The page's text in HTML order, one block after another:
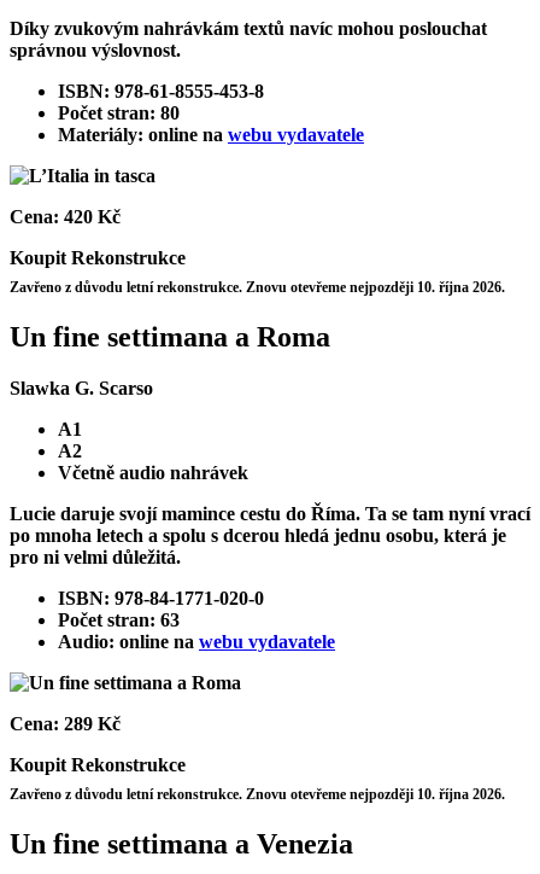
Díky zvukovým nahrávkám textů navíc mohou poslouchat
správnou výslovnost.
ISBN: 978-61-8555-453-8
Počet stran: 80
Materiály: online na webu vydavatele
Cena: 420 Kč
KoupitRekonstrukce
Zavřeno z důvodu letní rekonstrukce. Znovu otevřeme nejpozději 10. října 2026.
Un fine settimana a Roma
Slawka G. Scarso
A1
A2
Včetně audio nahrávek
Lucie daruje svojí mamince cestu do Říma. Ta se tam nyní vrací
po mnoha letech a spolu s dcerou hledá jednu osobu, která je
pro ni velmi důležitá.
ISBN: 978-84-1771-020-0
Počet stran: 63
Audio: online na webu vydavatele
Cena: 289 Kč
Koupit Rekonstrukce
Zavřeno z důvodu letní rekonstrukce. Znovu otevřeme nejpozději 10. října 2026.
Un fine settimana a Venezia